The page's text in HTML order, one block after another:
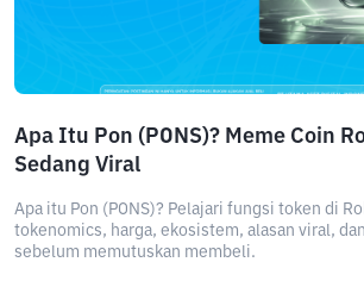
Apa Itu Pon (PONS)? Meme Coin
Sedang Viral
Apa itu Pon (PONS)? Pelajari fungsi token di
tokenomics, harga, ekosistem, alasan viral,
sebelum memutuskan membeli.